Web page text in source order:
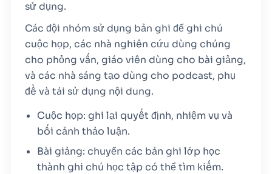
sử dụng.
Các đội nhóm sử dụng bản ghi để ghi chú
cuộc họp, các nhà nghiên cứu dùng chúng
cho phỏng vấn, giáo viên dùng cho bài giảng,
và các nhà sáng tạo dùng cho podcast, phụ
đề và tái sử dụng nội dung.
Cuộc họp: ghi lại quyết định, nhiệm vụ và
bối cảnh thảo luận.
Bài giảng: chuyển các bản ghi lớp học
thành ghi chú học tập có thể tìm kiếm.